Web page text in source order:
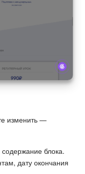
изменить —
блока.
дату окончания